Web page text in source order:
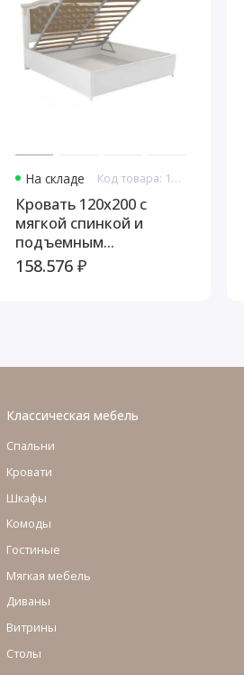
На складе Код товара: 10965
Кровать 120x200 с
мягкой спинкой и
подъемным
механизмом Тиволи,
158.576 ₽
Классическая мебель
Спальни
Кровати
Шкафы
Комоды
Гостиные
Мягкая мебель
Диваны
Витрины
Столы